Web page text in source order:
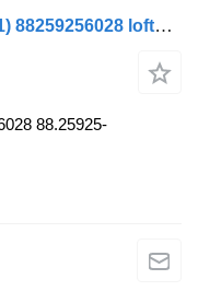
MAN LIONS CITY A23 (01.96-12.11) 88259256028 loftslampe til MAN Lion's bus (1991-)
88.25925-